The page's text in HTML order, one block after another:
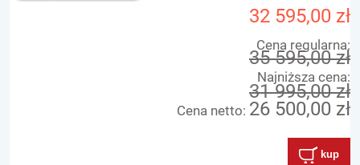
32 595,00 zł
Cena regularna:
35 595,00 zł
Najniższa cena:
31 995,00 zł
Cena netto: 26 500,00 zł
kup